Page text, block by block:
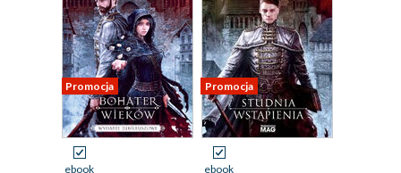
Promocja
ebook
Promocja
ebook